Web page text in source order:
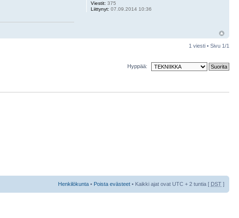
Viestit: 375
Liittynyt: 07.09.2014 10:36
1 viesti • Sivu 1 /1
Hyppää:
Henkilökunta • Poista evästeet • Kaikki ajat ovat UTC + 2 tuntia [ DST ]